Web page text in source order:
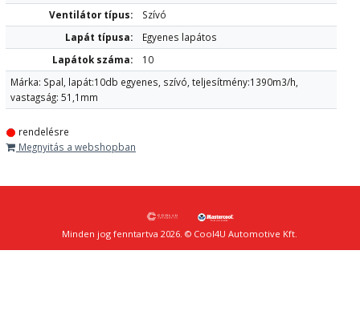
Ventilátor típus:
Szívó
Lapát típusa:
Egyenes lapátos
Lapátok száma:
10
Márka: Spal, lapát:10db egyenes, szívó, teljesítmény:1390m3/h,
vastagság: 51,1mm
rendelésre
Megnyitás a webshopban
Minden jog fenntartva 2026. © Cool4U Automotive Kft.